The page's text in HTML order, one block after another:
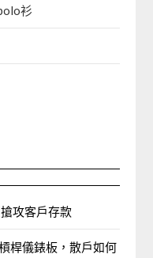
衫
攻客戶存款
桿儀錶板，散戶如何